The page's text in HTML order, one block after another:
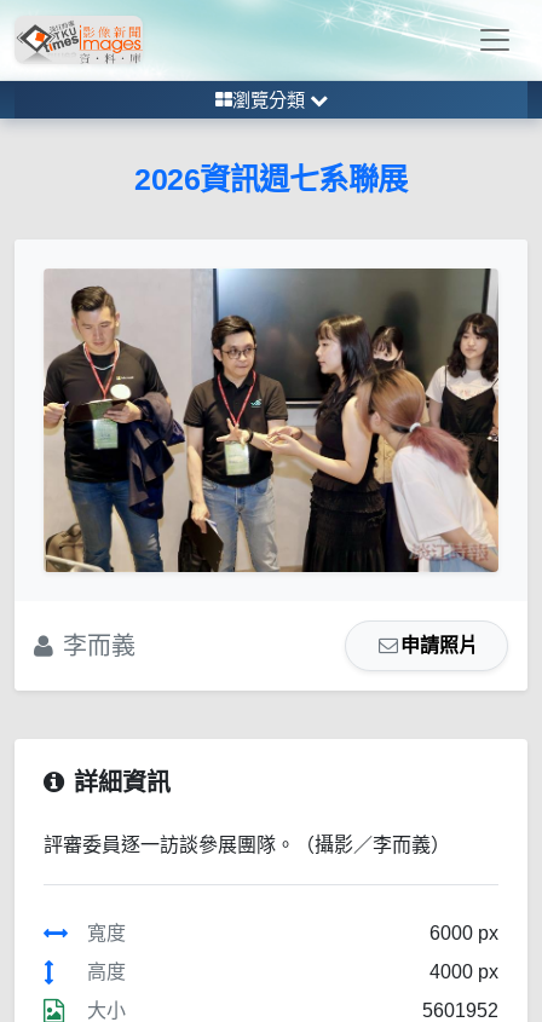
瀏覽分類
2026資訊週七系聯展
李而義 申請照片
詳細資訊
評審委員逐一訪談參展團隊。（攝影／李而義）
寬度
6000 px
高度
4000 px
大小
5601952